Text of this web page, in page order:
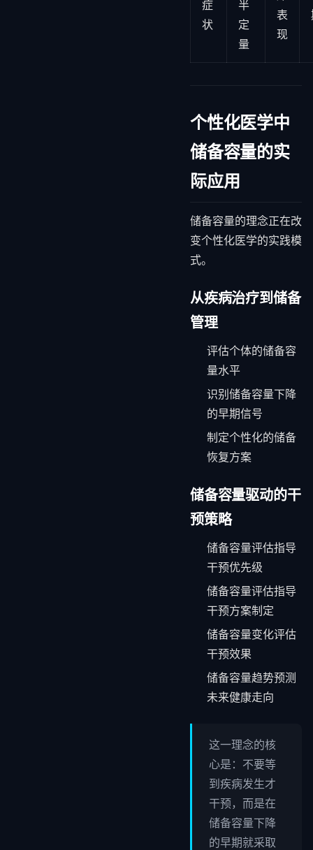
症
状
半
定
量
表
现
个性化医学中
储备容量的实
际应用
储备容量的理念正在改
变个性化医学的实践模
式。
从疾病治疗到储备
管理
评估个体的储备容
量水平
识别储备容量下降
的早期信号
制定个性化的储备
恢复方案
储备容量驱动的干
预策略
储备容量评估指导
干预优先级
储备容量评估指导
干预方案制定
储备容量变化评估
干预效果
储备容量趋势预测
未来健康走向
这一理念的核
心是：不要等
到疾病发生才
干预，而是在
储备容量下降
的早期就采取